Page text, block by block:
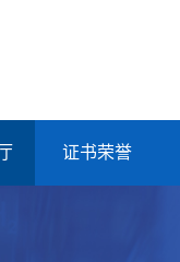
证书荣誉